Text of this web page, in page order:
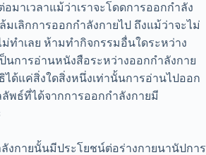
มาเวลาแม้ว่าเราจะโดดการออกกำลัง
เลิกการออกกำลังกายไป ถึงแม้ว่าจะไม่
ทำเลย ห้ามทำกิจกรรมอื่นใดระหว่าง
นการอ่านหนังสือระหว่างออกกำลังกาย
ได้แค่สิ่งใดสิ่งหนึ่งเท่านั้นการอ่านไปออก
พธ์ที่ได้จากการออกกำลังกายมี
งกายนั้นมีประโยชน์ต่อร่างกายนานัปการ